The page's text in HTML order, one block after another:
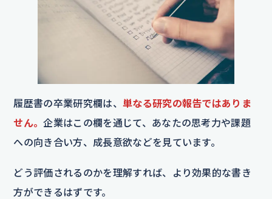
履歴書の卒業研究欄は、 単なる研究の報告ではありま
せん。企業はこの欄を通じて、あなたの思考力や課題
への向き合い方、成長意欲などを見ています。
どう評価されるのかを理解すれば、より効果的な書き
方ができるはずです。